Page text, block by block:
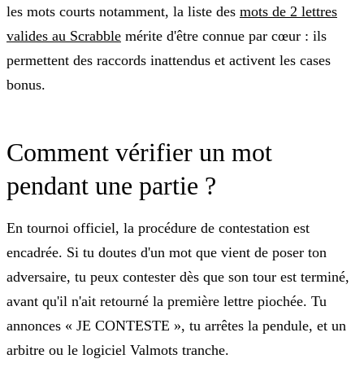
les mots courts notamment, la liste des mots de 2 lettres
valides au Scrabble mérite d'être connue par cœur : ils
permettent des raccords inattendus et activent les cases
bonus.
Comment vérifier un mot
pendant une partie ?
En tournoi officiel, la procédure de contestation est
encadrée. Si tu doutes d'un mot que vient de poser ton
adversaire, tu peux contester dès que son tour est terminé,
avant qu'il n'ait retourné la première lettre piochée. Tu
annonces « JE CONTESTE », tu arrêtes la pendule, et un
arbitre ou le logiciel Valmots tranche.